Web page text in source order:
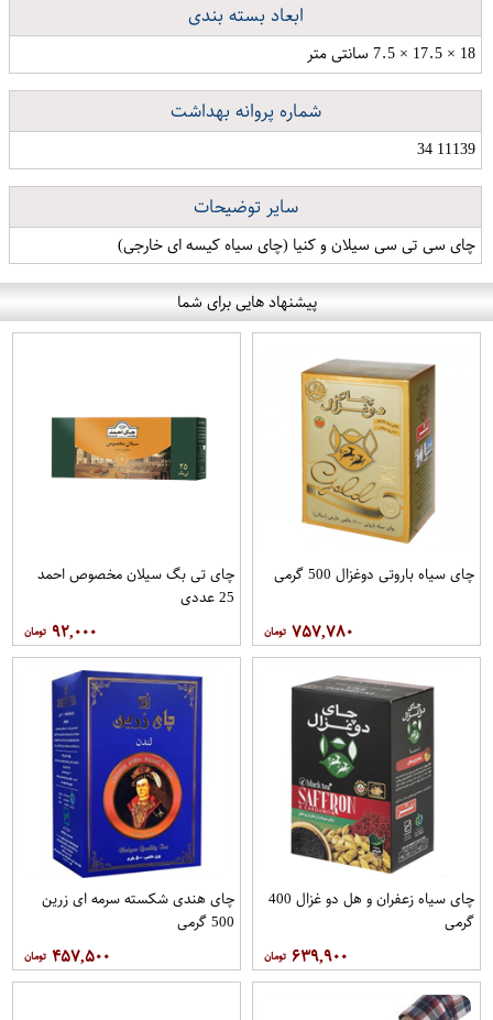
ابعاد بسته بندی
18 × 17.5 × 7.5 سانتی متر
شماره پروانه بهداشت
11139 34
سایر توضیحات
چای سی تی سی سیلان و کنیا (چای سیاه کیسه ای خارجی)
پیشنهاد هایی برای شما
چای سیاه باروتی دوغزال 500 گرمی
۷۵۷,۷۸۰
چای تی بگ سیلان مخصوص احمد
25 عددی
۹۲,۰۰۰
چای سیاه زعفران و هل دو غزال 400
گرمی
۶۳۹,۹۰۰
چای هندی شکسته سرمه ای زرین
500 گرمی
۴۵۷,۵۰۰